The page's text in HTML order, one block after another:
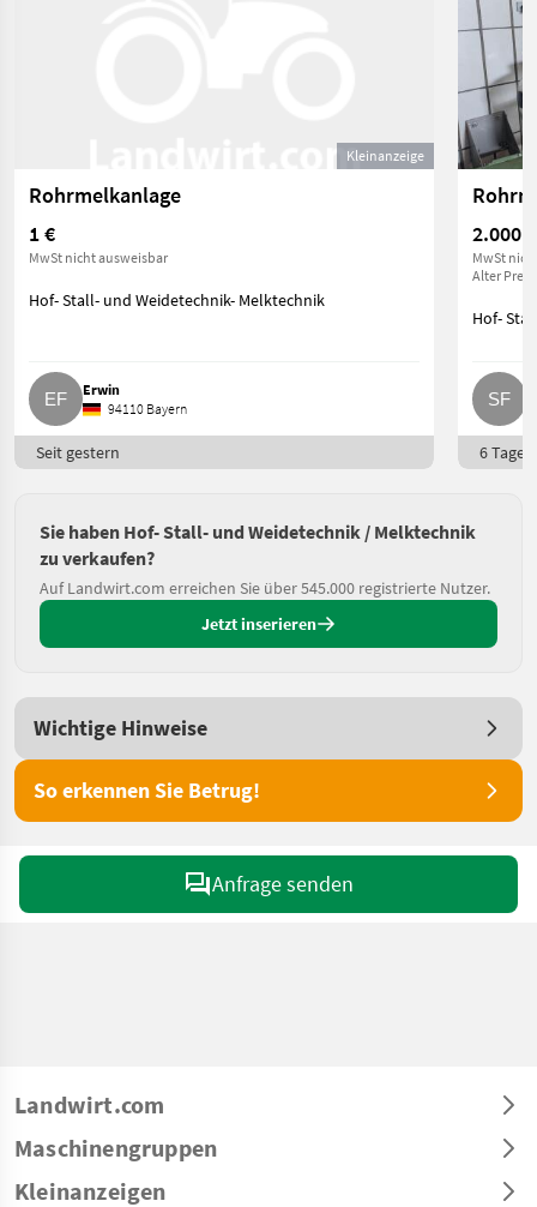
Kleinanzeige
Rohrmelkanlage
1 €
MwSt nicht ausweisbar
Hof- Stall- und Weidetechnik- Melktechnik
Erwin
94110 Bayern
Seit gestern
2.000 €
MwSt
Alter Preis
Hof-
6 Tage
Sie haben Hof- Stall- und Weidetechnik / Melktechnik
zu verkaufen?
Auf Landwirt.com erreichen Sie über 545.000 registrierte Nutzer.
Jetzt inserieren
Wichtige Hinweise
So erkennen Sie Betrug!
Anfrage senden
Landwirt.com
Maschinengruppen
Kleinanzeigen